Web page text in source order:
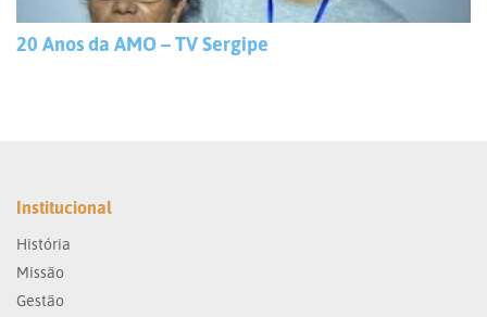
20 Anos da AMO – TV Sergipe
Institucional
História
Missão
Gestão